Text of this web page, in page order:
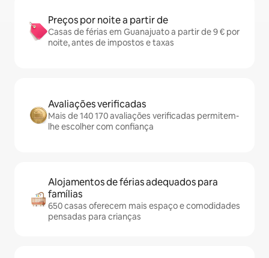
Preços por noite a partir de
Casas de férias em Guanajuato a partir de 9 € por
noite, antes de impostos e taxas
Avaliações verificadas
Mais de 140 170 avaliações verificadas permitem-
lhe escolher com confiança
Alojamentos de férias adequados para
famílias
650 casas oferecem mais espaço e comodidades
pensadas para crianças